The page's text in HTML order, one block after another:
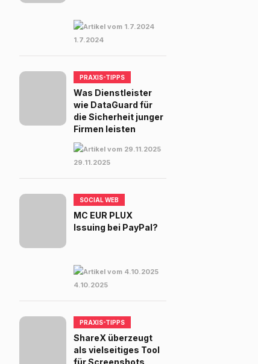
1.7.2024
PRAXIS-TIPPS
Was Dienstleister
wie DataGuard für
die Sicherheit junger
Firmen leisten
29.11.2025
SOCIAL WEB
MC EUR PLUX
Issuing bei PayPal?
4.10.2025
PRAXIS-TIPPS
ShareX überzeugt
als vielseitiges Tool
für Screenshots,